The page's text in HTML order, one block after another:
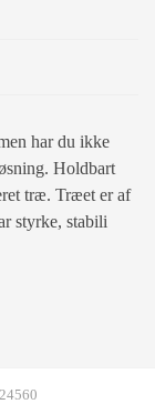
har du ikke
Holdbart
træ. Træet er af
styrke, stabili